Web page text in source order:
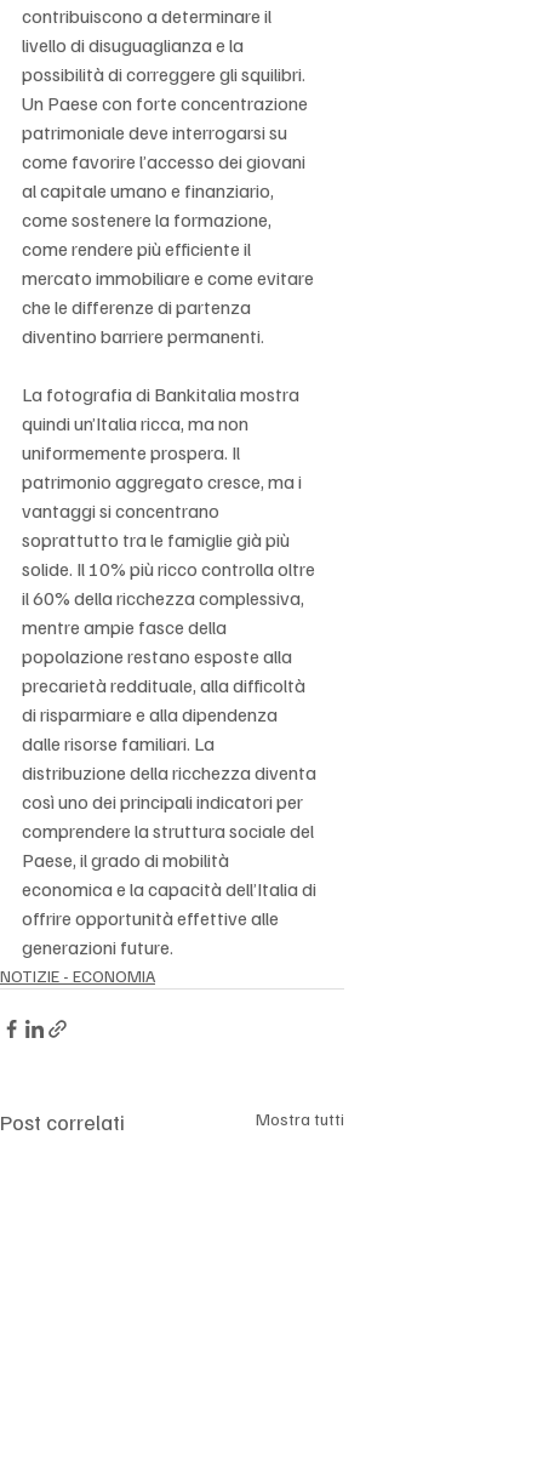
contribuiscono a determinare il
livello di disuguaglianza e la
possibilità di correggere gli squilibri.
Un Paese con forte concentrazione
patrimoniale deve interrogarsi su
come favorire l’accesso dei giovani
al capitale umano e finanziario,
come sostenere la formazione,
come rendere più efficiente il
mercato immobiliare e come evitare
che le differenze di partenza
diventino barriere permanenti.
La fotografia di Bankitalia mostra
quindi un’Italia ricca, ma non
uniformemente prospera. Il
patrimonio aggregato cresce, ma i
vantaggi si concentrano
soprattutto tra le famiglie già più
solide. Il 10% più ricco controlla oltre
il 60% della ricchezza complessiva,
mentre ampie fasce della
popolazione restano esposte alla
precarietà reddituale, alla difficoltà
di risparmiare e alla dipendenza
dalle risorse familiari. La
distribuzione della ricchezza diventa
così uno dei principali indicatori per
comprendere la struttura sociale del
Paese, il grado di mobilità
economica e la capacità dell’Italia di
offrire opportunità effettive alle
generazioni future.
NOTIZIE - ECONOMIA
Post correlati Mostra tutti